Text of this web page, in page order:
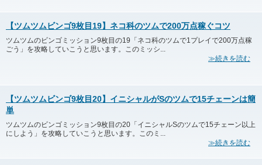
【ツムツムビンゴ9枚目19】ネコ科のツムで200万点稼ぐコツ
ツムツムのビンゴミッション9枚目の19「ネコ科のツムで1プレイで200万点稼
ごう」を攻略していこうと思います。このミッシ...
≫続きを読む
【ツムツムビンゴ9枚目20】イニシャルがSのツムで15チェーンは簡
単
ツムツムのビンゴミッション9枚目の20「イニシャルSのツムで15チェーン以上
にしよう」を攻略していこうと思います。このミ...
≫続きを読む